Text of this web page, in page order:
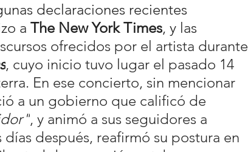
declaraciones recientes
a The New York Times, y las
ofrecidos por el artista durante
, cuyo inicio tuvo lugar el pasado 14
En ese concierto, sin mencionar
a un gobierno que calificó de
, y animó a sus seguidores a
después, reafirmó su postura en